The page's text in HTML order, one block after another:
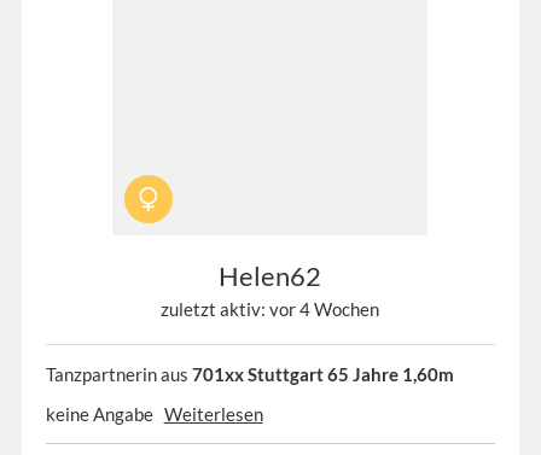
Helen62
zuletzt aktiv: vor 4 Wochen
Tanzpartnerin aus 701xx Stuttgart 65 Jahre 1,60m
keine Angabe Weiterlesen